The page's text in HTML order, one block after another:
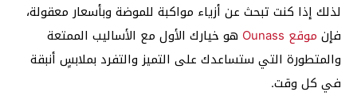
لذلك إذا كنت تبحث عن أزياء مواكبة للموضة وبأسعار معقولة،
فإن موقع Ounass
هو خيارك الأول مع الأساليب الممتعة
والمتطورة التي ستساعدك على التميز والتفرد بملابسٍ أنبقة
في كل وقت.